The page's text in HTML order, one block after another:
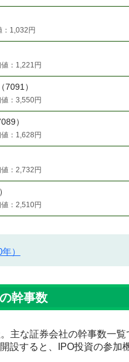
：1,032円
：1,221円
（7091）
：3,550円
）
：1,628円
：2,732円
：2,510円
）
幹事数
主な証券会社の幹事数一覧
設すると、IPO投資の参加